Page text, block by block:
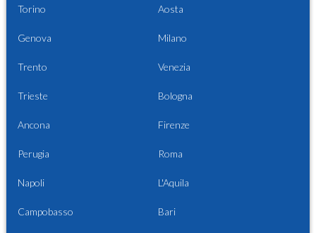
Torino Aosta
Genova Milano
Trento Venezia
Trieste Bologna
Ancona Firenze
Perugia Roma
Napoli L'Aquila
Campobasso Bari